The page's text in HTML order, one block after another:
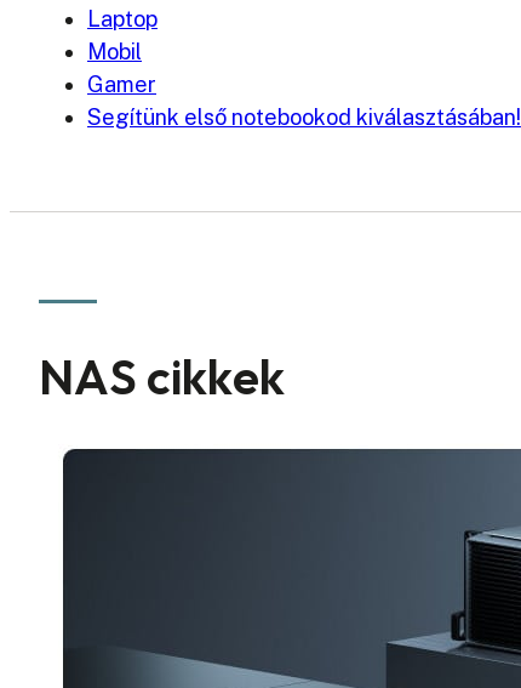
Laptop
Mobil
Gamer
Segítünk első notebookod kiválasztásában!
NAS cikkek